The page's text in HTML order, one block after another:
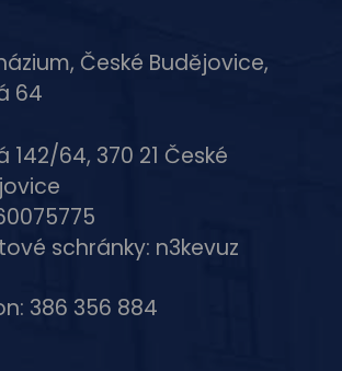
České Budějovice,
64
142/64, 370 21 České
schránky: n3kevuz
386 356 884